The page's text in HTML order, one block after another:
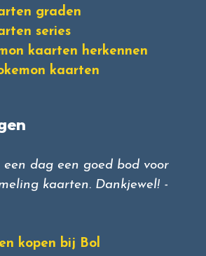
graden
series
kaarten herkennen
kaarten
dag een goed bod voor
kaarten. Dankjewel! -
kopen bij Bol